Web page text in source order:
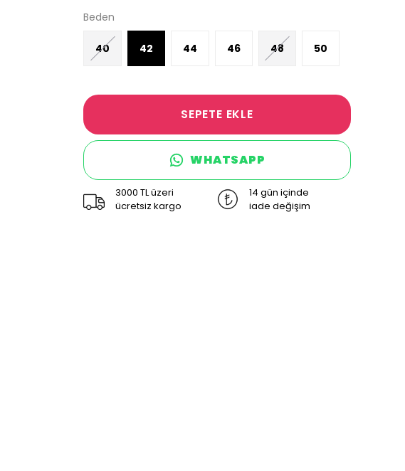
Beden
40 42 44 46 48 50
SEPETE EKLE
WHATSAPP
3000 TL üzeri
ücretsiz kargo
14 gün içinde
iade değişim